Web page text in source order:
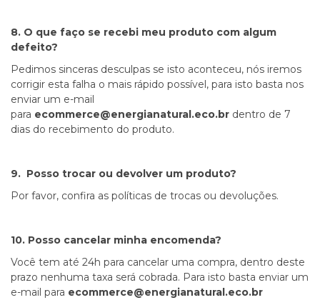
8. O que faço se recebi meu produto com algum
defeito?
Pedimos sinceras desculpas se isto aconteceu, nós iremos
corrigir esta falha o mais rápido possível, para isto basta nos
enviar um e-mail
para ecommerce@energianatural.eco.br dentro de 7
dias do recebimento do produto.
9. Posso trocar ou devolver um produto?
Por favor, confira as políticas de trocas ou devoluções.
10. Posso cancelar minha encomenda?
Você tem até 24h para cancelar uma compra, dentro deste
prazo nenhuma taxa será cobrada. Para isto basta enviar um
e-mail para ecommerce@energianatural.eco.br